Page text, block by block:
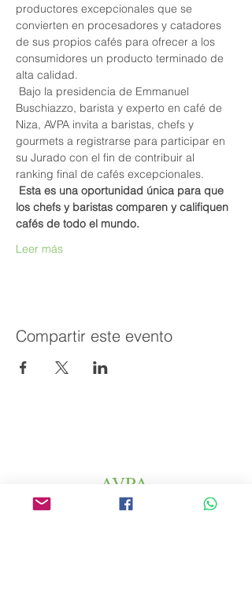
productores excepcionales que se
convierten en procesadores y catadores
de sus propios cafés para ofrecer a los
consumidores un producto terminado de
alta calidad.
Buschiazzo, barista y experto en café de
Niza, AVPA invita a baristas, chefs y
gourmets a registrarse para participar en
su Jurado con el fin de contribuir al
ranking final de cafés excepcionales.
Esta es una oportunidad única para que
los chefs y baristas comparen y califiquen
cafés de todo el mundo.
Leer más
Compartir este evento
AVPA
Agencia de Promoción de Productos